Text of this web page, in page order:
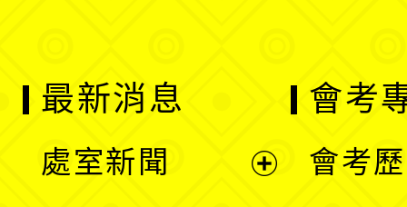
最新消息
處室新聞
會考
會考